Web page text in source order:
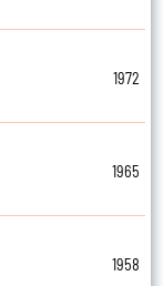
1972
1965
1958